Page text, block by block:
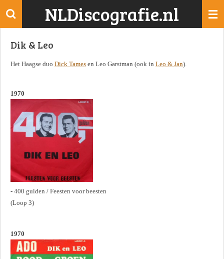
Ga
de
NLDiscografie.nl
Dik & Leo
Het Haagse duo Dick Tames en Leo Garstman (ook in Leo & Jan).
1970
- 400 gulden / Feesten voor beesten
(Loop 3)
1970